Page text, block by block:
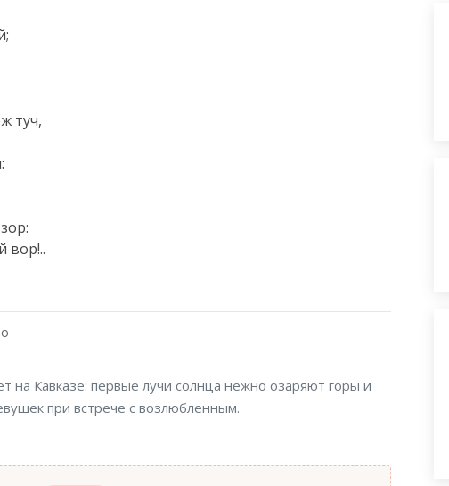
туч,
вор!..
на Кавказе: первые лучи солнца нежно озаряют горы и
при встрече с возлюбленным.